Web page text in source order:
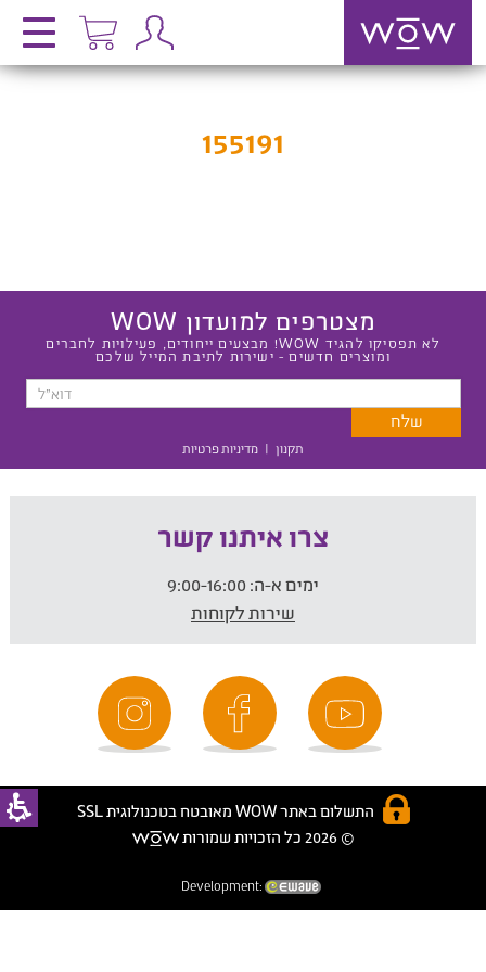
155191
מצטרפים למועדון WOW
לא תפסיקו להגיד WOW! מבצעים ייחודים, פעילויות לחברים
ומוצרים חדשים - ישירות לתיבת המייל שלכם
תקנון | מדיניות פרטיות
צרו איתנו קשר
ימים א-ה:
שירות לקוחות
התשלום באתר WOW מאובטח בטכנולוגית SSL
© 2026 כל הזכויות שמורות
Development: